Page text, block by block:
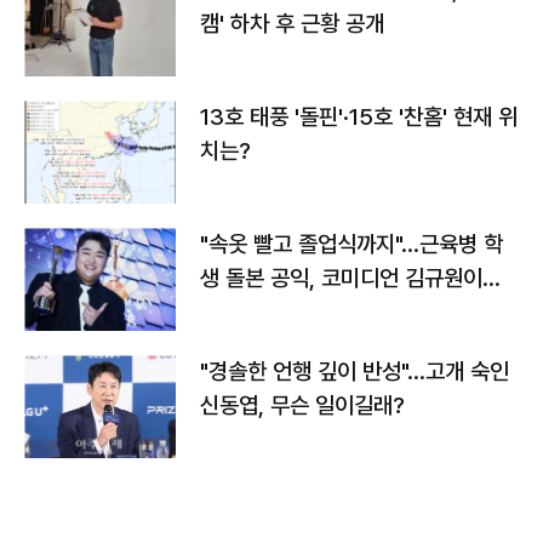
캠' 하차 후 근황 공개
13호 태풍 '돌핀'·15호 '찬홈' 현재 위
치는?
"속옷 빨고 졸업식까지"…근육병 학
생 돌본 공익, 코미디언 김규원이었
"경솔한 언행 깊이 반성"…고개 숙인
신동엽, 무슨 일이길래?